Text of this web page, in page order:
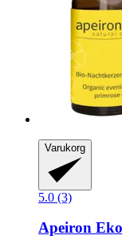
Varukorg
5.0 (3)
Apeiron